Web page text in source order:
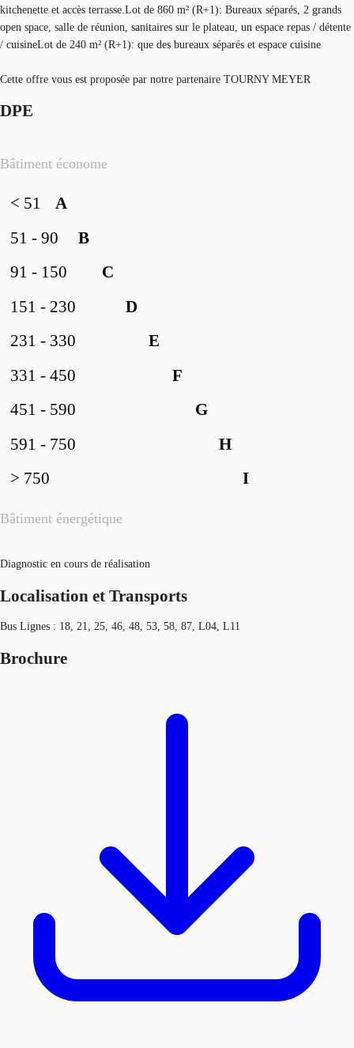
kitchenette et accès terrasse.Lot de 860 m² (R+1): Bureaux séparés, 2 grands
open space, salle de réunion, sanitaires sur le plateau, un espace repas / détente
/ cuisineLot de 240 m² (R+1): que des bureaux séparés et espace cuisine
Cette offre vous est proposée par notre partenaire TOURNY MEYER
DPE
Bâtiment économe
Bâtiment énergétique
A
< 51
B
51 - 90
C
91 - 150
D
151 - 230
E
231 - 330
F
331 - 450
G
451 - 590
H
591 - 750
I
> 750
Diagnostic en cours de réalisation
Localisation et Transports
Bus Lignes : 18, 21, 25, 46, 48, 53, 58, 87, L04, L11
Brochure